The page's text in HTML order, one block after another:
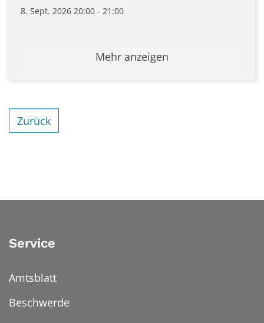
8. Sept. 2026 20:00 - 21:00
Mehr anzeigen
Zurück
Service
Amtsblatt
Beschwerde